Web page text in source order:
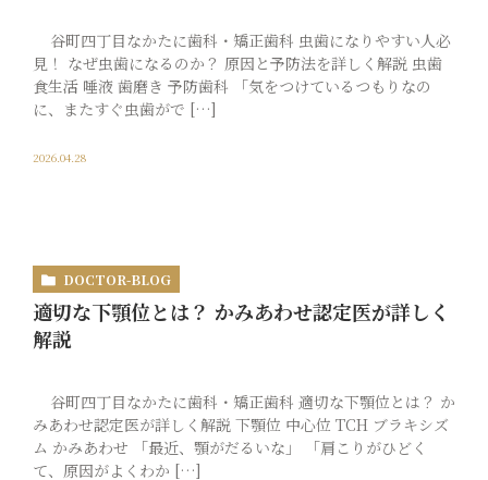
谷町四丁目なかたに歯科・矯正歯科 虫歯になりやすい人必
見！ なぜ虫歯になるのか？ 原因と予防法を詳しく解説 虫歯
食生活 唾液 歯磨き 予防歯科 「気をつけているつもりなの
に、またすぐ虫歯がで […]
2026.04.28
DOCTOR-BLOG
適切な下顎位とは？ かみあわせ認定医が詳しく
解説
谷町四丁目なかたに歯科・矯正歯科 適切な下顎位とは？ か
みあわせ認定医が詳しく解説 下顎位 中心位 TCH ブラキシズ
ム かみあわせ 「最近、顎がだるいな」 「肩こりがひどく
て、原因がよくわか […]